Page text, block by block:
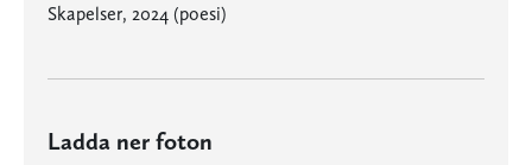
Skapelser, 2024 (poesi)
Ladda ner foton